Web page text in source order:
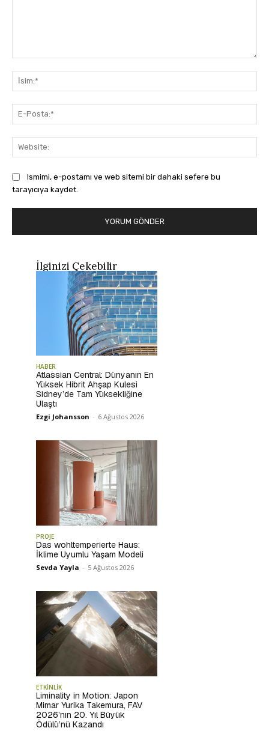
Ismimi, e-postamı ve web sitemi bir dahaki sefere bu
tarayıcıya kaydet.
İlginizi Çekebilir
HABER
Atlassian Central: Dünyanın En
Yüksek Hibrit Ahşap Kulesi
Sidney’de Tam Yüksekliğine
Ulaştı
Ezgi Johansson - 6 Ağustos 2026
PROJE
Das wohltemperierte Haus:
İklime Uyumlu Yaşam Modeli
Sevda Yayla - 5 Ağustos 2026
ETKİNLİK
Liminality in Motion: Japon
Mimar Yurika Takemura, FAV
2026’nın 20. Yıl Büyük
Ödülü’nü Kazandı